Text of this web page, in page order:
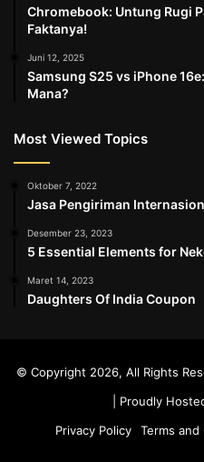
Chromebook: Untung Rugi
Faktanya!
Juni 12, 2025
Samsung S25 vs iPhone
Mana?
Most Viewed Topics
Oktober 7, 2022
Jasa Pengiriman
Desember 23, 2023
5 Essential Elements for
Maret 14, 2023
Daughters Of India Coupon
© Copyright 2026, All Rights
| Proudly
Privacy Policy
Terms and